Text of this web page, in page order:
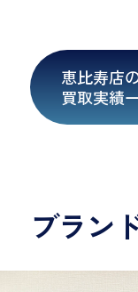
恵比寿店
買取実績
ブラン